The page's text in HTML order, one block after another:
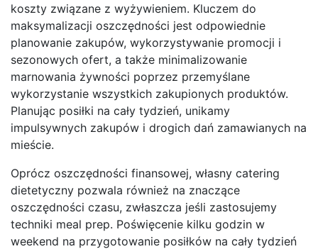
koszty związane z wyżywieniem. Kluczem do
maksymalizacji oszczędności jest odpowiednie
planowanie zakupów, wykorzystywanie promocji i
sezonowych ofert, a także minimalizowanie
marnowania żywności poprzez przemyślane
wykorzystanie wszystkich zakupionych produktów.
Planując posiłki na cały tydzień, unikamy
impulsywnych zakupów i drogich dań zamawianych na
mieście.
Oprócz oszczędności finansowej, własny catering
dietetyczny pozwala również na znaczące
oszczędności czasu, zwłaszcza jeśli zastosujemy
techniki meal prep. Poświęcenie kilku godzin w
weekend na przygotowanie posiłków na cały tydzień